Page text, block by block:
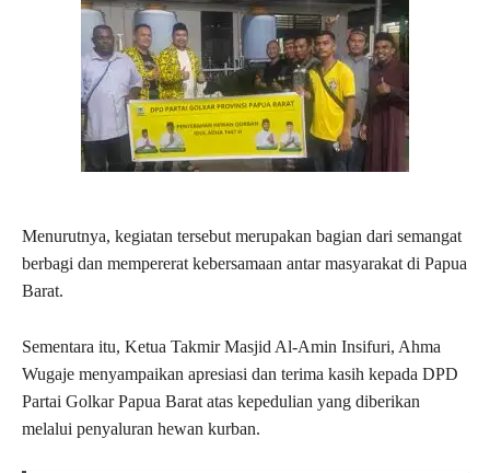
Menurutnya, kegiatan tersebut merupakan bagian dari semangat
berbagi dan mempererat kebersamaan antar masyarakat di Papua
Barat.
Sementara itu, Ketua Takmir Masjid Al-Amin Insifuri, Ahma
Wugaje menyampaikan apresiasi dan terima kasih kepada DPD
Partai Golkar Papua Barat atas kepedulian yang diberikan
melalui penyaluran hewan kurban.